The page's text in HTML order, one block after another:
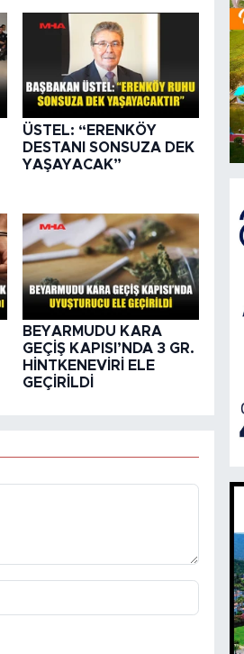
ÜSTEL: “ERENKÖY
DESTANI SONSUZA DEK
YAŞAYACAK”
BEYARMUDU KARA
GEÇİŞ KAPISI’NDA 3 GR.
HİNTKENEVİRİ ELE
GEÇİRİLDİ